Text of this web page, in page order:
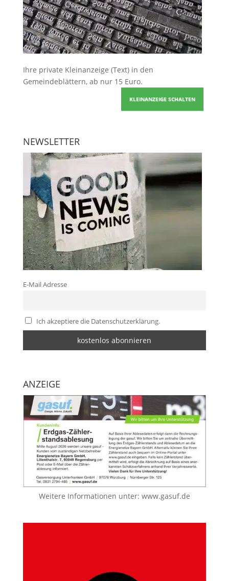
Ihre private Kleinanzeige (Text) in den
Gemeindeblättern, ab nur 15 Euro.
KLEINANZEIGE SCHALTEN
NEWSLETTER
E-Mail Adresse
Ich akzeptiere die Datenschutzerklärung.
ANZEIGE
Weitere Informationen unter: www.gasuf.de